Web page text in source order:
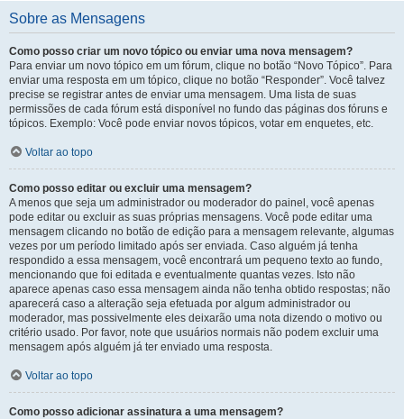
Sobre as Mensagens
Como posso criar um novo tópico ou enviar uma nova mensagem?
Para enviar um novo tópico em um fórum, clique no botão “Novo Tópico”. Para
enviar uma resposta em um tópico, clique no botão “Responder”. Você talvez
precise se registrar antes de enviar uma mensagem. Uma lista de suas
permissões de cada fórum está disponível no fundo das páginas dos fóruns e
tópicos. Exemplo: Você pode enviar novos tópicos, votar em enquetes, etc.
Voltar ao topo
Como posso editar ou excluir uma mensagem?
A menos que seja um administrador ou moderador do painel, você apenas
pode editar ou excluir as suas próprias mensagens. Você pode editar uma
mensagem clicando no botão de edição para a mensagem relevante, algumas
vezes por um período limitado após ser enviada. Caso alguém já tenha
respondido a essa mensagem, você encontrará um pequeno texto ao fundo,
mencionando que foi editada e eventualmente quantas vezes. Isto não
aparece apenas caso essa mensagem ainda não tenha obtido respostas; não
aparecerá caso a alteração seja efetuada por algum administrador ou
moderador, mas possivelmente eles deixarão uma nota dizendo o motivo ou
critério usado. Por favor, note que usuários normais não podem excluir uma
mensagem após alguém já ter enviado uma resposta.
Voltar ao topo
Como posso adicionar assinatura a uma mensagem?